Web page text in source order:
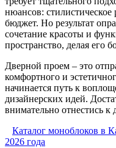
нюансов:
бюджет. Но результат
сочетание красоты и
пространство, делая его
Дверной проем – это
комфортного и
начинается путь к
дизайнерских идей.
внимательно отнестись к
Каталог моноблоков в
2026 года